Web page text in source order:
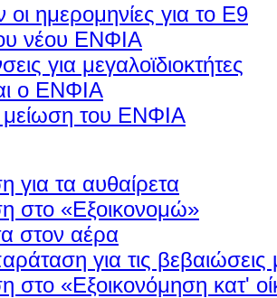
οι ημερομηνίες για το Ε9
νέου ΕΝΦΙΑ
για μεγαλοϊδιοκτήτες
ο ΕΝΦΙΑ
μείωση του ΕΝΦΙΑ
για τα αυθαίρετα
στο «Εξοικονομώ»
στον αέρα
για τις βεβαιώσεις
στο «Εξοικονόμηση κατ'